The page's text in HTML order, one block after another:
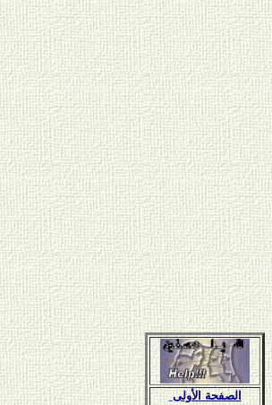
الصفحة الأولى